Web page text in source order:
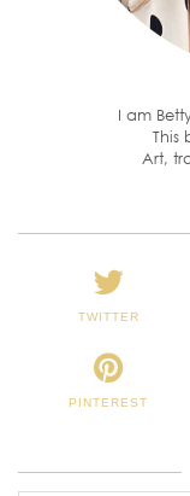
I am
This
Art,
TWITTER
PINTEREST